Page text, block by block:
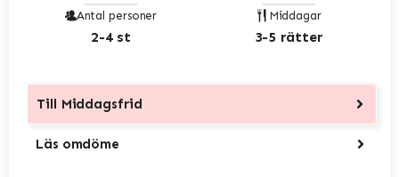
Antal personer
2-4 st
Middagar
3-5 rätter
Till Middagsfrid
Läs omdöme